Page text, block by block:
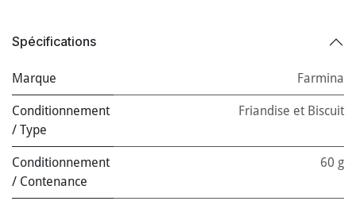
Spécifications
Marque Farmina
Conditionnement
/ Type
Friandise et Biscuit
Conditionnement
/ Contenance
60 g